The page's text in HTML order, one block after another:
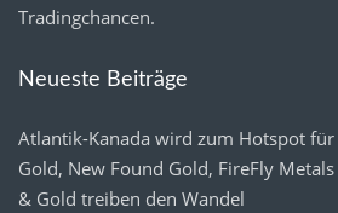
Tradingchancen.
Neueste Beiträge
Atlantik-Kanada wird zum Hotspot
Gold, New Found Gold, FireFly
& Gold treiben den Wandel